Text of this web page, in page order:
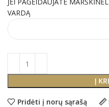
VARDĄ
Į
Pridėti į norų sąrašą